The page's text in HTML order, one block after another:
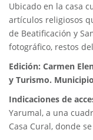
Ubicado en la casa
artículos religiosos
de Beatificación y
fotográfico, restos
Edición: Carmen
y Turismo.
Indicaciones de
Yarumal, a una
Casa Cural, donde